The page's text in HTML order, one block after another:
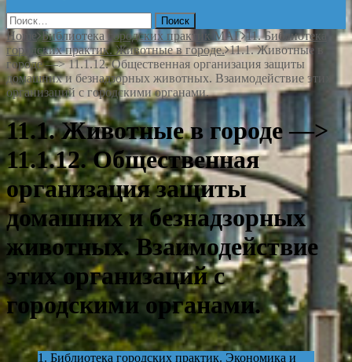
Найти:
Home Библиотека городских практик МАГ 11. Библиотека
городских практик. Животные в городе. 11.1. Животные в
городе —> 11.1.12. Общественная организация защиты
домашних и безнадзорных животных. Взаимодействие этих
организаций с городскими органами.
11.1. Животные в городе —>
11.1.12. Общественная
организация защиты
домашних и безнадзорных
животных. Взаимодействие
этих организаций с
городскими органами.
1. Библиотека городских практик. Экономика и